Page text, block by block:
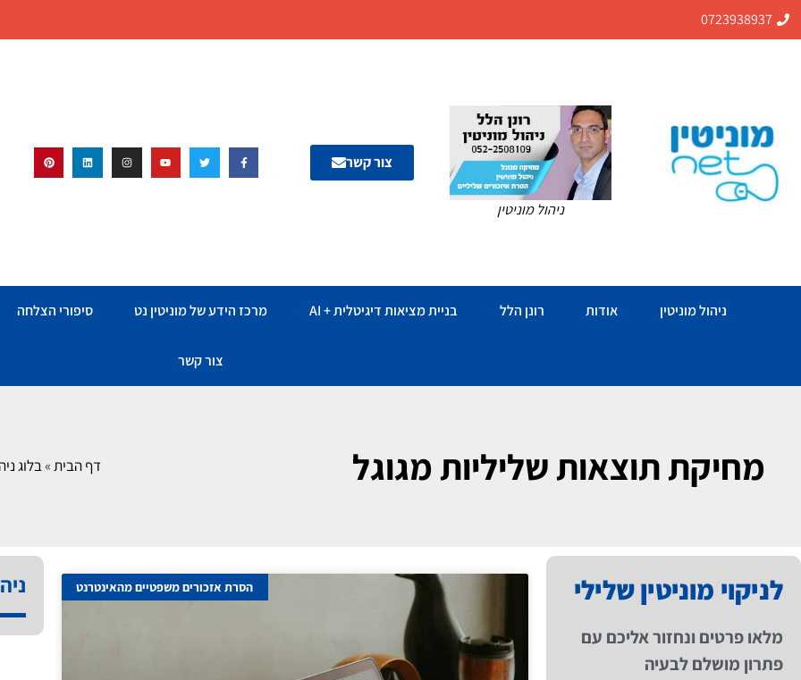
0723938937
ניהול מוניטין
צור קשר
ניהול מוניטין אודות רונן הלל בניית מציאות דיגיטלית + AI מרכז הידע של מוניטין נט סיפורי הצלחה
צור קשר
מחיקת תוצאות שליליות מגוגל דף הבית»בלוג
לניקוי מוניטין שלילי
מלאו פרטים ונחזור אליכם עם
פתרון מושלם לבעיה
הסרת אזכורים משפטיים מהאינטרנט